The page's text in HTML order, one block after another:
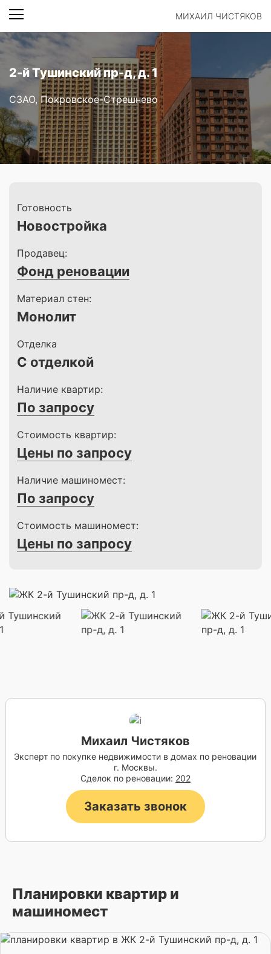
МИХАИЛ ЧИСТЯКОВ
2-й Тушинский пр-д, д. 1
СЗАО, Покровское-Стрешнево
Готовность
Новостройка
Продавец:
Фонд реновации
Материал стен:
Монолит
Отделка
С отделкой
Наличие квартир:
По запросу
Стоимость квартир:
Цены по запросу
Наличие машиномест:
По запросу
Стоимость машиномест:
Цены по запросу
Михаил Чистяков
Эксперт по покупке недвижимости в домах по реновации
г. Москвы.
Сделок по реновации: 202
Заказать звонок
Планировки квартир и
машиномест